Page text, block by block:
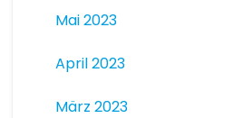
Mai 2023
April 2023
März 2023